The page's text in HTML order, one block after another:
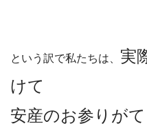
という訳で私たちは、 実
けて
安産のお参りが